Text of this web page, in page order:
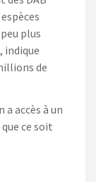
plus
indique
de
accès à un
ce soit